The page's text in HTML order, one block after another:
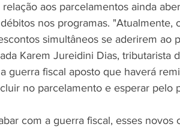
relação aos parcelamentos ainda
nos programas.
simultâneos se aderirem ao
Karem Jureidini Dias, tributarista
guerra fiscal aposto que haverá
no parcelamento e esperar pelo
com a guerra fiscal, esses